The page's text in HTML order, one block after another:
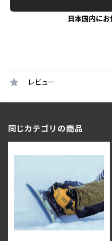
日本国内に
レビュー
同じカテゴリの商品